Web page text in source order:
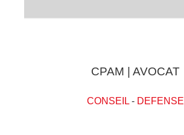
CPAM | AVOCAT
CONSEIL- DEFENSE